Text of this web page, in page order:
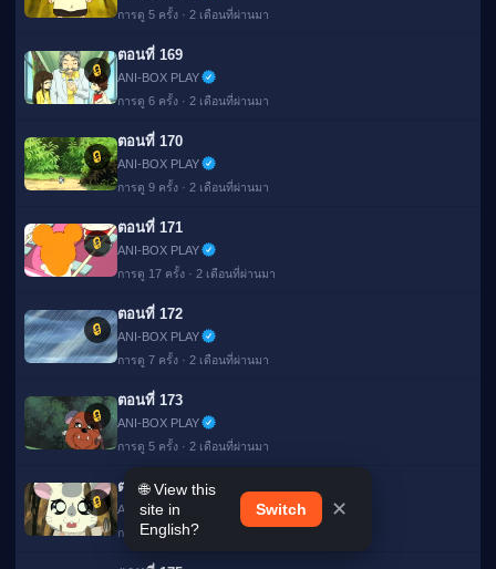
การดู 5 ครั้ง · 2 เดือนที่ผ่านมา
🔒
ตอนที่ 169
ANI-BOX PLAY
การดู 6 ครั้ง · 2 เดือนที่ผ่านมา
🔒
ตอนที่ 170
ANI-BOX PLAY
การดู 9 ครั้ง · 2 เดือนที่ผ่านมา
🔒
ตอนที่ 171
ANI-BOX PLAY
การดู 17 ครั้ง · 2 เดือนที่ผ่านมา
🔒
ตอนที่ 172
ANI-BOX PLAY
การดู 7 ครั้ง · 2 เดือนที่ผ่านมา
🔒
ตอนที่ 173
ANI-BOX PLAY
การดู 5 ครั้ง · 2 เดือนที่ผ่านมา
🔒
ตอนที่ 174
ANI-BOX PLAY
การดู 6 ครั้ง · 2 เดือนที่ผ่านมา
🌐 View this
site in
English?
Switch ✕